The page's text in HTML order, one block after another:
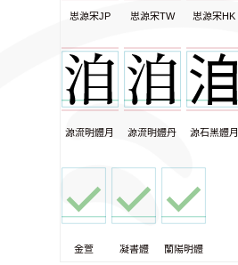
思源宋JP 思源宋TW 思源宋HK
源流明體月 源流明體丹 源石黑體月
金萱 凝書體 蘭陽明體